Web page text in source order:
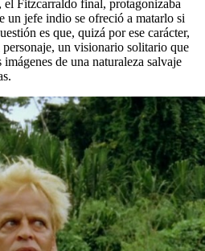
Fitzcarraldo final, protagonizaba
un jefe indio se ofreció a matarlo si
es que, quizá por ese carácter,
un visionario solitario que
de una naturaleza salvaje